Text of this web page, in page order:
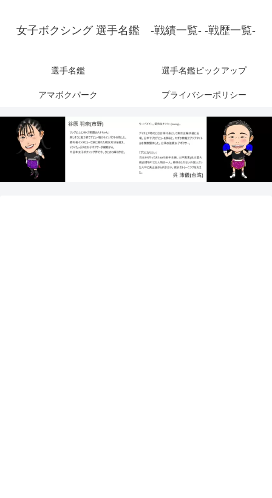
女子ボクシング 選手名鑑 -戦績一覧- -戦歴一覧-
選手名鑑 選手名鑑ピックアップ
アマボクパーク プライバシーポリシー